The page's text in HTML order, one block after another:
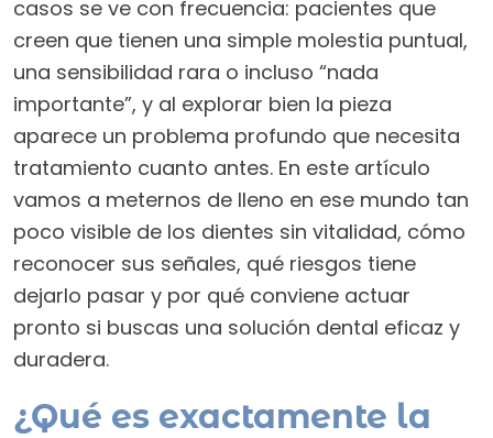
casos se ve con frecuencia: pacientes que
creen que tienen una simple molestia puntual,
una sensibilidad rara o incluso “nada
importante”, y al explorar bien la pieza
aparece un problema profundo que necesita
tratamiento cuanto antes. En este artículo
vamos a meternos de lleno en ese mundo tan
poco visible de los dientes sin vitalidad, cómo
reconocer sus señales, qué riesgos tiene
dejarlo pasar y por qué conviene actuar
pronto si buscas una solución dental eficaz y
duradera.
¿Qué es exactamente la